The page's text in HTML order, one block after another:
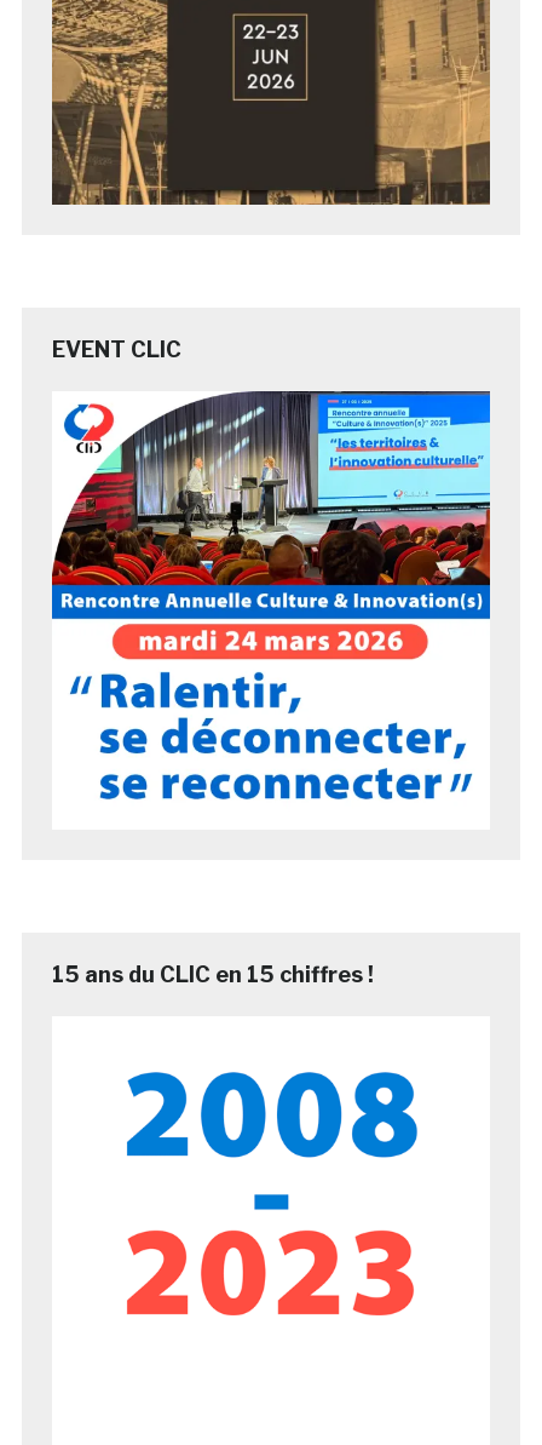
EVENT CLIC
15 ans du CLIC en 15 chiffres !